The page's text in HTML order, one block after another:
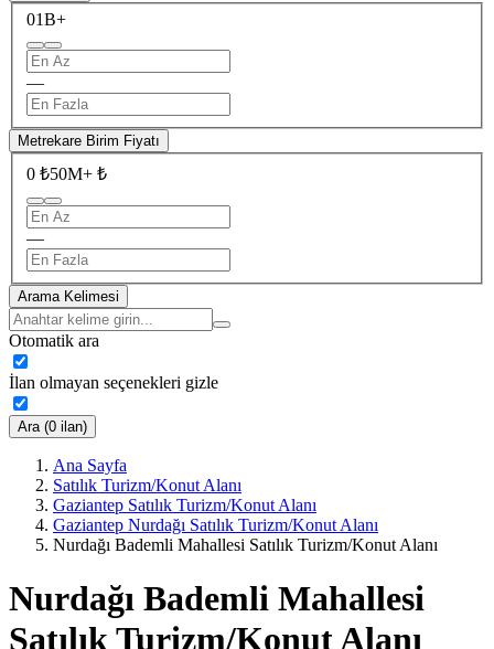
01B+
—
Metrekare Birim Fiyatı
0 ₺50M+ ₺
—
Arama Kelimesi
Otomatik ara
İlan olmayan seçenekleri gizle
Ara (0 ilan)
Ana Sayfa
Satılık Turizm/Konut Alanı
Gaziantep Satılık Turizm/Konut Alanı
Gaziantep Nurdağı Satılık Turizm/Konut Alanı
Nurdağı Bademli Mahallesi Satılık Turizm/Konut Alanı
Nurdağı Bademli Mahallesi
Satılık Turizm/Konut Alanı